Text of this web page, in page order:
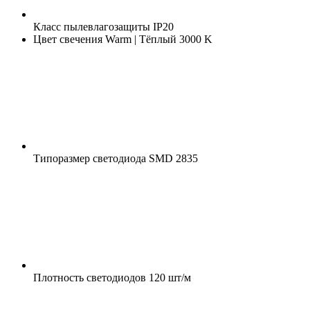
Класс пылевлагозащиты IP20
Цвет свечения Warm | Тёплый 3000 K
Типоразмер светодиода SMD 2835
Плотность светодиодов 120 шт/м